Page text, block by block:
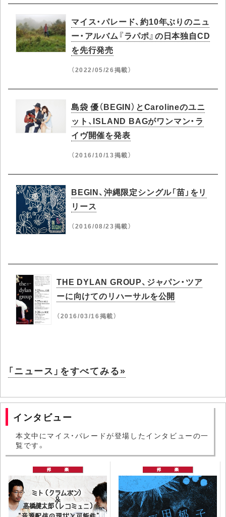
マイス・パレード、約10年ぶりのニュ
ー・アルバム『ラパポ』の日本独自CD
を先行発売
（2022/05/26掲載）
島袋 優（BEGIN）とCarolineのユニ
ット、ISLAND BAGがワンマン・ラ
イヴ開催を発表
（2016/10/13掲載）
BEGIN、沖縄限定シングル「苗」をリ
リース
（2016/08/23掲載）
THE DYLAN GROUP、ジャパン・ツア
ーに向けてのリハーサルを公開
（2016/03/16掲載）
「ニュース」をすべてみる»
インタビュー
本文中にマイス・パレードが登場したインタビューの一
覧です。